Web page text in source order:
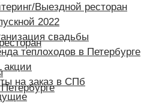
Выездной ресторан
2022
свадьбы
теплоходов в Петербурге
акции
на заказ в СПб